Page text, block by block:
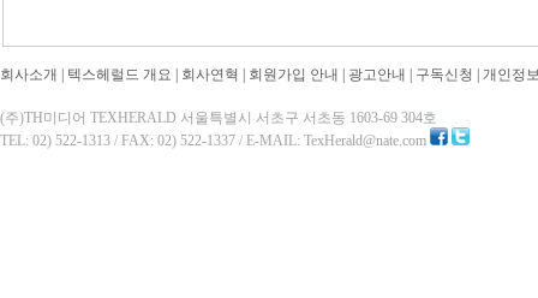
회사소개 텍스헤럴드 개요 회사연혁 회원가입 안내 광고안내 구독신청 개인정
(주)TH미디어 TEXHERALD 서울특별시 서초구 서초동 1603-69 304호
TEL: 02) 522-1313 / FAX: 02) 522-1337 / E-MAIL: TexHerald@nate.com